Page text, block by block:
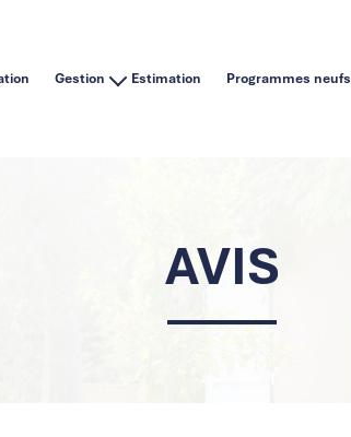
Gestion Estimation Programmes neufs
AVIS